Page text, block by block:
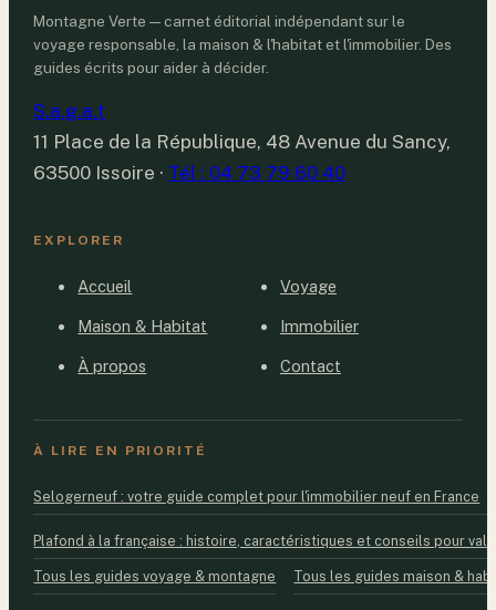
Montagne Verte — carnet éditorial indépendant sur le
voyage responsable, la maison & l'habitat et l'immobilier. Des
guides écrits pour aider à décider.
S.a.g.a.t
11 Place de la République, 48 Avenue du Sancy,
63500 Issoire · Tél : 04 73 79 60 40
EXPLORER
Accueil Voyage
Maison & Habitat Immobilier
À propos Contact
À LIRE EN PRIORITÉ
Selogerneuf : votre guide complet pour l'immobilier neuf en France
Plafond à la française : histoire, caractéristiques et conseils pour
Tous les guides voyage & montagne Tous les guides maison &